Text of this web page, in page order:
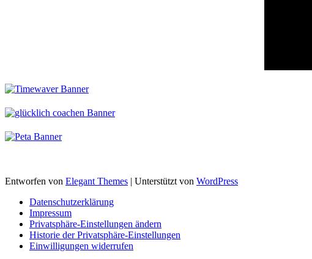
Entworfen von Elegant Themes | Unterstützt von WordPress
Datenschutzerklärung
Impressum
Privatsphäre-Einstellungen ändern
Historie der Privatsphäre-Einstellungen
Einwilligungen widerrufen